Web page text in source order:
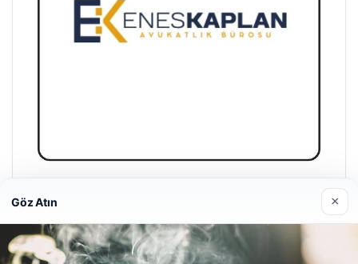
Enes Kaplan Avukatlık Bürosu
Göz Atın ×